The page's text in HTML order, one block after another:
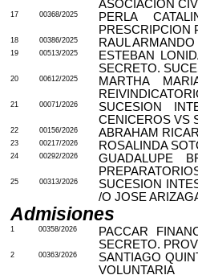
ASOCIACION
17 00368/2025
PERLA
PRESCRIPCION
18 00386/2025 RAUL
19 00513/2025
ESTEBAN
SECRETO.
20 00612/2025
MARTHA
21 00071/2026
SUCESION
CENICEROS VS
22 00156/2026 ABRAHAM
23 00217/2026 ROSALINDA
24 00292/2026
GUADALUPE
25 00313/2026
SUCESION
/O JOSE
Admisiones
1 00358/2026
PACCAR
SECRETO.
2 00363/2026
SANTIAGO
VOLUNTARIA